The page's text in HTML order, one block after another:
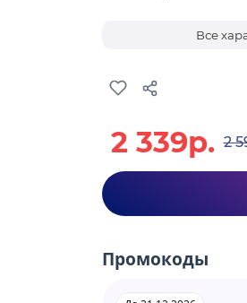
Все
2 339р. 2
Промокоды